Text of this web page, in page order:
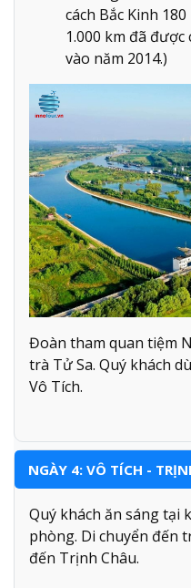
cách Bắc Kinh
1.000 km đã
vào năm 2014.)
Đoàn tham quan tiệm
trà Tử Sa. Quý khách
Vô Tích.
NGÀY 4: VÔ TÍCH -
Quý khách ăn sáng tại
phòng. Di chuyển đến
đến Trịnh Châu.